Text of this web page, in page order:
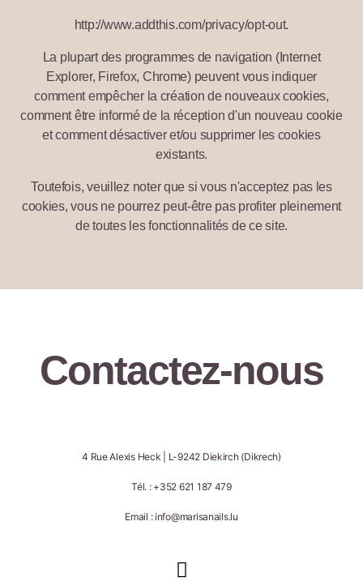
http://www.addthis.com/privacy/opt-out.
La plupart des programmes de navigation (Internet
Explorer, Firefox, Chrome) peuvent vous indiquer
comment empêcher la création de nouveaux cookies,
comment être informé de la réception d'un nouveau cookie
et comment désactiver et/ou supprimer les cookies
existants.
Toutefois, veuillez noter que si vous n'acceptez pas les
cookies, vous ne pourrez peut-être pas profiter pleinement
de toutes les fonctionnalités de ce site.
Contactez-nous
4 Rue Alexis Heck | L-9242 Diekirch (Dikrech)
Tél. : +352 621 187 479
Email : info@marisanails.lu